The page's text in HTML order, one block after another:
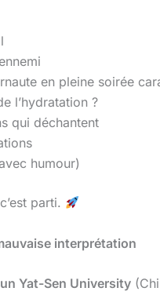
en pleine soirée
l’hydratation ?
qui déchantent
humour)
parti.
interprétation
Yat-Sen University